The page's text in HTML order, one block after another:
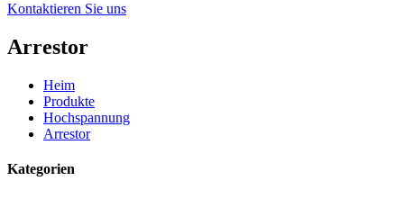
Kontaktieren Sie uns
Arrestor
Heim
Produkte
Hochspannung
Arrestor
Kategorien